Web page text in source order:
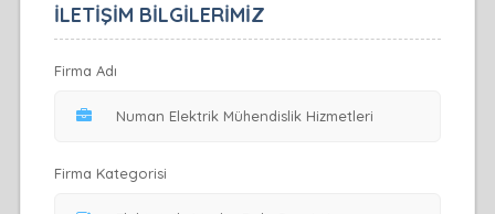
İLETİŞİM BİLGİLERİMİZ
Firma Adı
Firma Kategorisi